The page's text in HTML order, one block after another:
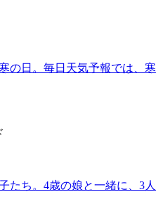
の日。毎日天気予報では、
たち。4歳の娘と一緒に、3